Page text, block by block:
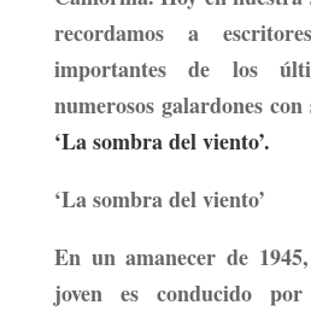
recordamos a
importantes de los
numerosos galardones
‘La sombra del viento’.
‘La sombra del viento’
En un amanecer de
joven es conducido